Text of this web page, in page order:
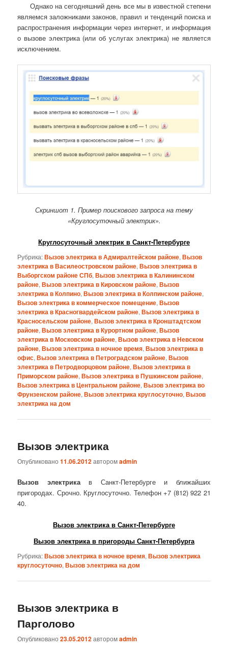
Однако на сегодняшний день все мы в известной степени
являемся заложниками законов, правил и тенденций поиска и
распространения информации через интернет, и информация
о вызове электрика (или об услугах электрика) не является
исключением.
Скриншот 1. Пример поискового запроса на тему
«Круглосуточный электрик».
Круглосуточный электрик в Санкт-Петербурге
Рубрика:Вызов электрика в Адмиралтейском районе,Вызов
электрика в Василеостровском районе,Вызов электрика в
Выборгском районе СПб,Вызов электрика в Калининском
районе,Вызов электрика в Кировском районе,Вызов
электрика в Колпино,Вызов электрика в Колпинском районе,
Вызов электрика в коммерческое помещение,Вызов
электрика в Красногвардейском районе,Вызов электрика в
Красносельском районе,Вызов электрика в Кронштадтском
районе,Вызов электрика в Курортном районе,Вызов
электрика в Московском районе,Вызов электрика в Невском
районе,Вызов электрика в ночное время,Вызов электрика в
офис,Вызов электрика в Петроградском районе,Вызов
электрика в Петродворцовом районе,Вызов электрика в
Приморском районе,Вызов электрика в Пушкинском районе,
Вызов электрика в Центральном районе,Вызов электрика во
Фрунзенском районе,Вызов электрика круглосуточно,Вызов
электрика на дом
Вызов электрика
Опубликовано11.06.2012авторомadmin
Вызов электрикав Санкт-Петербурге и ближайших
пригородах. Срочно. Круглосуточно. Телефон +7 (812) 922 21
40.
Вызов электрика в Санкт-Петербурге
Вызов электрика в пригороды Санкт-Петербурга
Рубрика:Вызов электрика в ночное время,Вызов электрика
круглосуточно,Вызов электрика на дом
Вызов электрика в
Парголово
Опубликовано23.05.2012авторомadmin